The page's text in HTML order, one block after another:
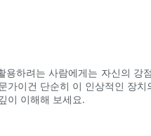
하려는 사람에게는 자신의
이건 단순히 이 인상적인 장
이 이해해 보세요.